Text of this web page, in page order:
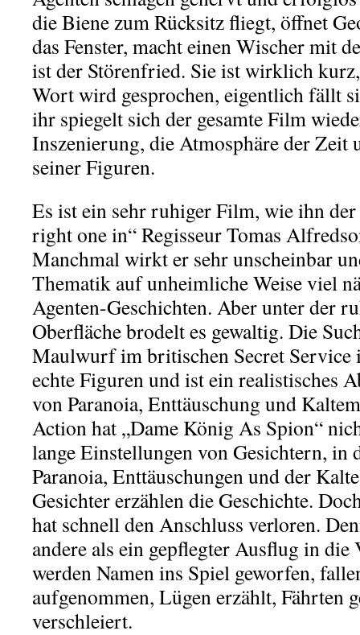
die Biene zum Rücksitz fliegt, öffnet
das Fenster, macht einen Wischer mit
ist der Störenfried. Sie ist wirklich
Wort wird gesprochen, eigentlich fällt
ihr spiegelt sich der gesamte Film
Inszenierung, die Atmosphäre der Zeit
seiner Figuren.
Es ist ein sehr ruhiger Film, wie ihn der
right one in“ Regisseur Tomas
Manchmal wirkt er sehr unscheinbar
Thematik auf unheimliche Weise viel
Agenten-Geschichten. Aber unter der
Oberfläche brodelt es gewaltig. Die
Maulwurf im britischen Secret Service
echte Figuren und ist ein realistisches
von Paranoia, Enttäuschung und
Action hat „Dame König As Spion“
lange Einstellungen von Gesichtern, in
Paranoia, Enttäuschungen und der
Gesichter erzählen die Geschichte.
hat schnell den Anschluss verloren.
andere als ein gepflegter Ausflug in die
werden Namen ins Spiel geworfen,
aufgenommen, Lügen erzählt, Fährten
verschleiert.